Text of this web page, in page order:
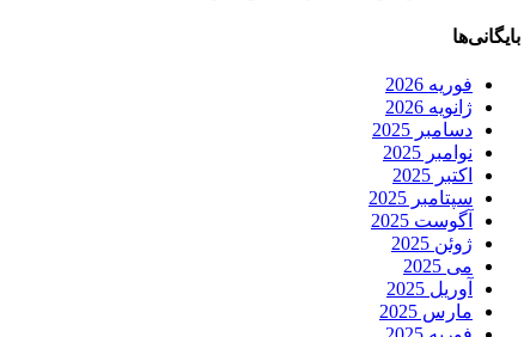
بایگانی‌ها
فوریه 2026
ژانویه 2026
دسامبر 2025
نوامبر 2025
اکتبر 2025
سپتامبر 2025
آگوست 2025
ژوئن 2025
می 2025
آوریل 2025
مارس 2025